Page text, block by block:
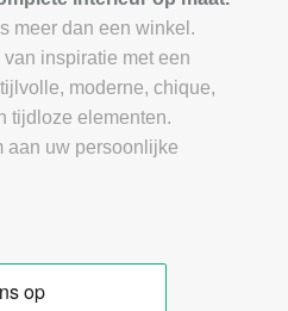
meer dan een winkel.
inspiratie met een
moderne, chique,
tijdloze elementen.
aan uw persoonlijke